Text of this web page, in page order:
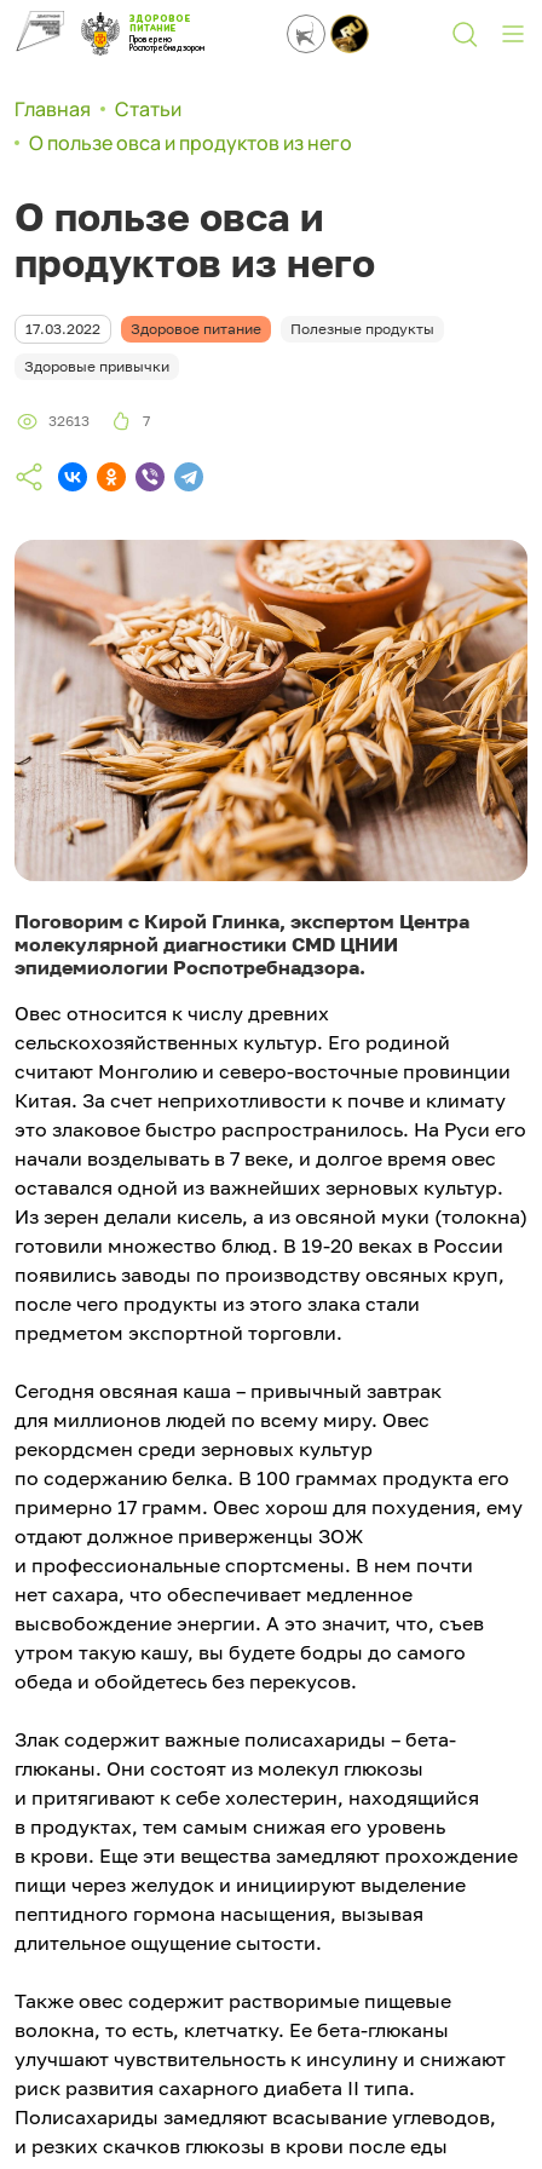
ЗДОРОВОЕ
ПИТАНИЕ
Проверено
Роспотребнадзором
Главная
Статьи
О пользе овса и продуктов из него
О пользе овса и
продуктов из него
17.03.2022 Здоровое питание Полезные продукты
Здоровые привычки
32613 7
Поговорим с Кирой Глинка, экспертом Центра
молекулярной диагностики CMD ЦНИИ
эпидемиологии Роспотребнадзора.
Овес относится к числу древних
сельскохозяйственных культур. Его родиной
считают Монголию и северо-восточные провинции
Китая. За счет неприхотливости к почве и климату
это злаковое быстро распространилось. На Руси его
начали возделывать в 7 веке, и долгое время овес
оставался одной из важнейших зерновых культур.
Из зерен делали кисель, а из овсяной муки (толокна)
готовили множество блюд. В 19-20 веках в России
появились заводы по производству овсяных круп,
после чего продукты из этого злака стали
предметом экспортной торговли.
Сегодня овсяная каша – привычный завтрак
для миллионов людей по всему миру. Овес
рекордсмен среди зерновых культур
по содержанию белка. В 100 граммах продукта его
примерно 17 грамм. Овес хорош для похудения, ему
отдают должное приверженцы ЗОЖ
и профессиональные спортсмены. В нем почти
нет сахара, что обеспечивает медленное
высвобождение энергии. А это значит, что, съев
утром такую кашу, вы будете бодры до самого
обеда и обойдетесь без перекусов.
Злак содержит важные полисахариды – бета-
глюканы. Они состоят из молекул глюкозы
и притягивают к себе холестерин, находящийся
в продуктах, тем самым снижая его уровень
в крови. Еще эти вещества замедляют прохождение
пищи через желудок и инициируют выделение
пептидного гормона насыщения, вызывая
длительное ощущение сытости.
Также овес содержит растворимые пищевые
волокна, то есть, клетчатку. Ее бета-глюканы
улучшают чувствительность к инсулину и снижают
риск развития сахарного диабета II типа.
Полисахариды замедляют всасывание углеводов,
и резких скачков глюкозы в крови после еды